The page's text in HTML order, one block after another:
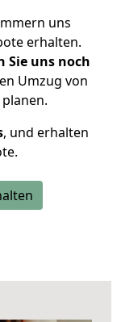
uns
erhalten.
uns noch
Umzug von
, und erhalten